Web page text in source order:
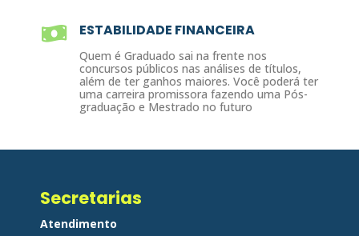
ESTABILIDADE FINANCEIRA
Quem é Graduado sai na frente nos
concursos públicos nas análises de títulos,
além de ter ganhos maiores. Você poderá ter
uma carreira promissora fazendo uma Pós-
graduação e Mestrado no futuro
Secretarias
Atendimento